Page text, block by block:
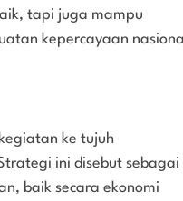
tapi juga mampu
kepercayaan nasional
ke tujuh
ini disebut sebagai
baik secara ekonomi